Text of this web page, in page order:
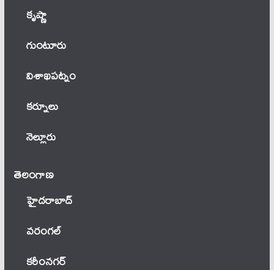
కృష్ణా
గుంటూరు
విశాఖపట్నం
కర్నూలు
నెల్లూరు
తెలంగాణ‌
హైదరాబాద్
వ‌రంగ‌ల్
కరీంనగర్